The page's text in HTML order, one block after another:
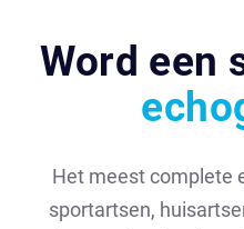
Word een
Het meest complete
sportartsen,